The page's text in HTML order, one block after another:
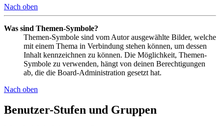
Nach oben
Was sind Themen-Symbole?
Themen-Symbole sind vom Autor ausgewählte Bilder, welche
mit einem Thema in Verbindung stehen können, um dessen
Inhalt kennzeichnen zu können. Die Möglichkeit, Themen-
Symbole zu verwenden, hängt von deinen Berechtigungen
ab, die die Board-Administration gesetzt hat.
Nach oben
Benutzer-Stufen und Gruppen